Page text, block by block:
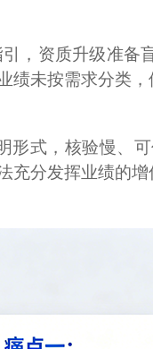
，资质升级准备
绩未按需求分类
形式，核验慢、
充分发挥业绩的增